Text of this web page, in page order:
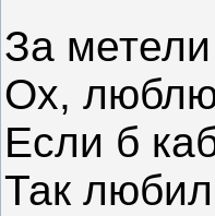
За
Ох,
Если б
Так